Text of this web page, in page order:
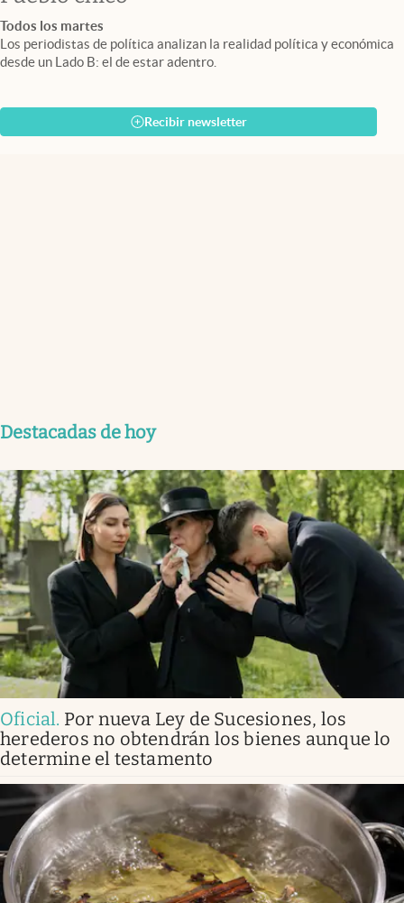
Todos los martes
Los periodistas de política analizan la realidad política y económica
desde un Lado B: el de estar adentro.
Recibir newsletter
Destacadas de hoy
Oficial. Por nueva Ley de Sucesiones, los
herederos no obtendrán los bienes aunque lo
determine el testamento